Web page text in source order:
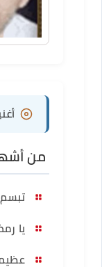
من
تبسم
يا